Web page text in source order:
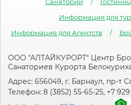
Информация для
Информация для Агентств
ООО "АЛТАЙКУРОРТ" Центр
Санаториев Курорта
Адрес: 656049, г. Барнаул, пр-т
Телефон: 8 (3852) 55-65-25, +7